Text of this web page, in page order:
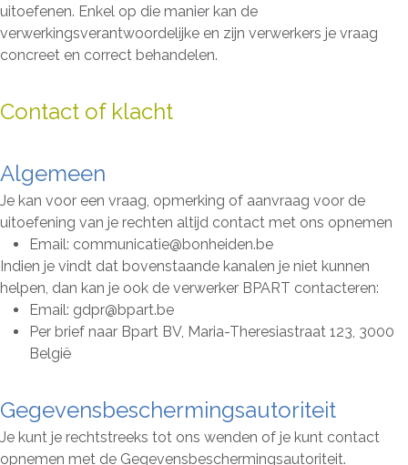
uitoefenen. Enkel op die manier kan de
verwerkingsverantwoordelijke en zijn verwerkers je vraag
concreet en correct behandelen.
Contact of klacht
Algemeen
Je kan voor een vraag, opmerking of aanvraag voor de
uitoefening van je rechten altijd contact met ons opnemen
Email: communicatie@bonheiden.be
Indien je vindt dat bovenstaande kanalen je niet kunnen
helpen, dan kan je ook de verwerker BPART contacteren:
Email: gdpr@bpart.be
Per brief naar Bpart BV, Maria-Theresiastraat 123, 3000
België
Gegevensbeschermingsautoriteit
Je kunt je rechtstreeks tot ons wenden of je kunt contact
opnemen met de Gegevensbeschermingsautoriteit.